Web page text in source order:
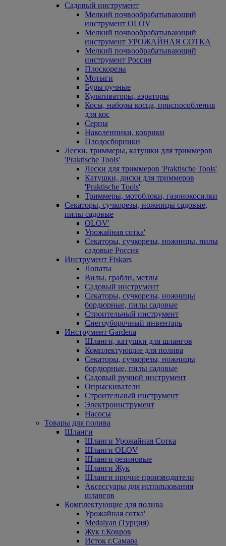
Садовый инструмент
Мелкий почвообрабатывающий
инструмент OLOV
Мелкий почвообрабатывающий
инструмент УРОЖАЙНАЯ СОТКА
Мелкий почвообрабатывающий
инструмент Россия
Плоскорезы
Мотыги
Буры ручные
Культиваторы, аэраторы
Косы, наборы косца, приспособления
для кос
Серпы
Наколенники, коврики
Плодосборники
Лески, триммеры, катушки для триммеров
'Praktische Tools'
Лески для триммеров 'Praktische Tools'
Катушки, диски для триммеров
'Praktische Tools'
Триммеры, мотоблоки, газонокосилки
Секаторы, сучкорезы, ножницы садовые,
пилы садовые
OLOV'
Урожайная сотка'
Секаторы, сучкорезы, ножницы, пилы
садовые Россия
Инструмент Fiskars
Лопаты
Вилы, грабли, метлы
Садовый инструмент
Секаторы, сучкорезы, ножницы
бордюрные, пилы садовые
Строительный инструмент
Снегоуборочный инвентарь
Инструмент Gardena
Шланги, катушки для шлангов
Комплектующие для полива
Секаторы, сучкорезы, ножницы
бордюрные, пилы садовые
Садовый ручной инструмент
Опрыскиватели
Строительный инструмент
Электроинструмент
Насосы
Товары для полива
Шланги
Шланги Урожайная Сотка
Шланги OLOV
Шланги резиновые
Шланги Жук
Шланги прочие производители
Аксессуары для использования
шлангов
Комплектующие для полива
Урожайная сотка'
Medalyan (Турция)
Жук г.Ковров
Исток г.Самара